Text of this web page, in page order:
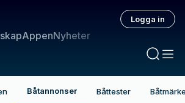
AppenNyheter
Logga in
Båtannonser Båttester